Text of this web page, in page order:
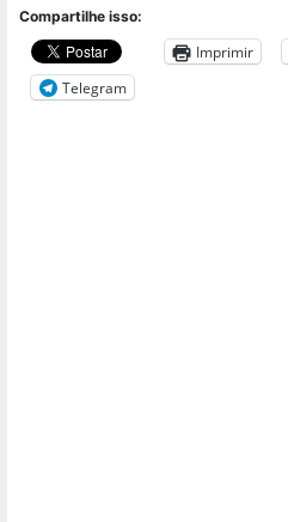
Compartilhe isso:
Imprimir
Telegram